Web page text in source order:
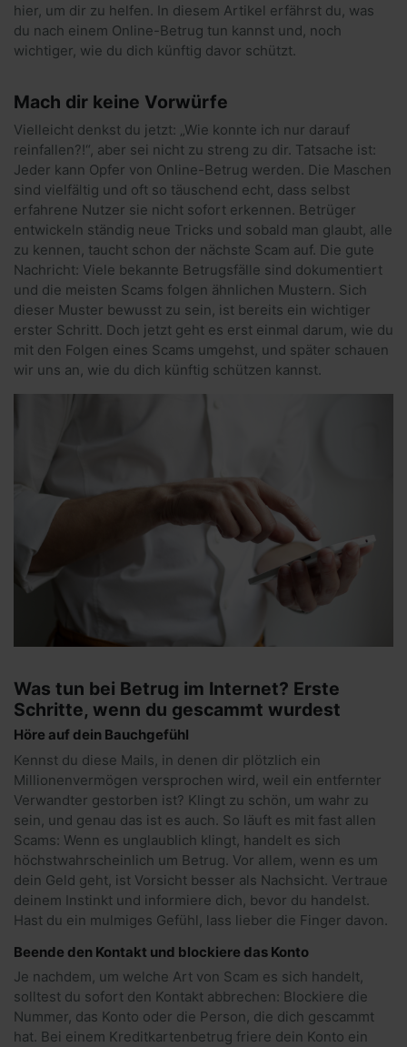
hier, um dir zu helfen. In diesem Artikel erfährst du, was
du nach einem Online-Betrug tun kannst und, noch
wichtiger, wie du dich künftig davor schützt.
Mach dir keine Vorwürfe
Vielleicht denkst du jetzt: „Wie konnte ich nur darauf
reinfallen?!“, aber sei nicht zu streng zu dir. Tatsache ist:
Jeder kann Opfer von Online-Betrug werden. Die Maschen
sind vielfältig und oft so täuschend echt, dass selbst
erfahrene Nutzer sie nicht sofort erkennen. Betrüger
entwickeln ständig neue Tricks und sobald man glaubt, alle
zu kennen, taucht schon der nächste Scam auf. Die gute
Nachricht: Viele bekannte Betrugsfälle sind dokumentiert
und die meisten Scams folgen ähnlichen Mustern. Sich
dieser Muster bewusst zu sein, ist bereits ein wichtiger
erster Schritt. Doch jetzt geht es erst einmal darum, wie du
mit den Folgen eines Scams umgehst, und später schauen
wir uns an, wie du dich künftig schützen kannst.
Was tun bei Betrug im Internet? Erste
Schritte, wenn du gescammt wurdest
Höre auf dein Bauchgefühl
Kennst du diese Mails, in denen dir plötzlich ein
Millionenvermögen versprochen wird, weil ein entfernter
Verwandter gestorben ist? Klingt zu schön, um wahr zu
sein, und genau das ist es auch. So läuft es mit fast allen
Scams: Wenn es unglaublich klingt, handelt es sich
höchstwahrscheinlich um Betrug. Vor allem, wenn es um
dein Geld geht, ist Vorsicht besser als Nachsicht. Vertraue
deinem Instinkt und informiere dich, bevor du handelst.
Hast du ein mulmiges Gefühl, lass lieber die Finger davon.
Beende den Kontakt und blockiere das Konto
Je nachdem, um welche Art von Scam es sich handelt,
solltest du sofort den Kontakt abbrechen: Blockiere die
Nummer, das Konto oder die Person, die dich gescammt
hat. Bei einem Kreditkartenbetrug friere dein Konto ein